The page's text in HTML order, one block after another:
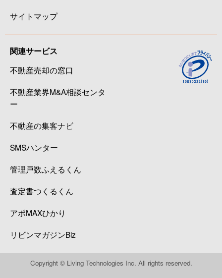
サイトマップ
関連サービス
不動産売却の窓口
不動産業界M&A相談センタ
ー
不動産の集客ナビ
SMSハンター
管理戸数ふえるくん
査定書つくるくん
アポMAXひかり
リビンマガジンBiz
Copyright © Living Technologies Inc. All rights reserved.